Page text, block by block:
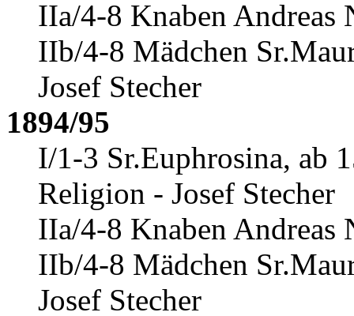
IIa/4-8 Knaben Andreas
IIb/4-8 Mädchen
Josef Stecher
1894/95
I/1-3 Sr.Euphrosina, ab
Religion - Josef Stecher
IIa/4-8 Knaben Andreas
IIb/4-8 Mädchen
Josef Stecher